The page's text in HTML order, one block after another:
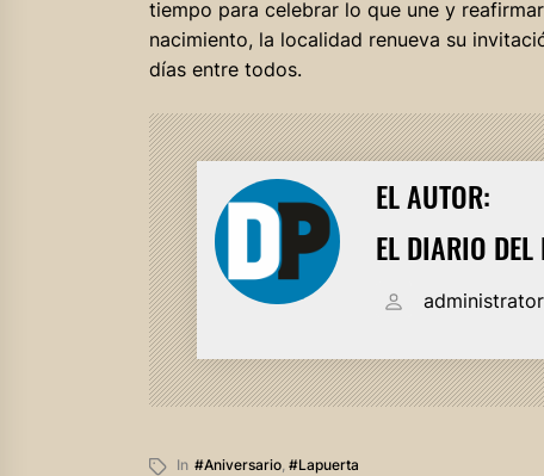
tiempo para celebrar lo que une y
nacimiento, la localidad renueva su
días entre todos.
EL AUTOR:
EL DIARIO DEL
administrator
In #aniversario, #lapuerta